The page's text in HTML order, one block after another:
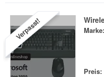
Verpasst! Marke:
Preis: